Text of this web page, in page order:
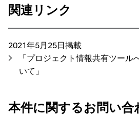
関連リンク
2021年5月25日掲載
「プロジェクト情報共有ツール
いて」
本件に関するお問い合